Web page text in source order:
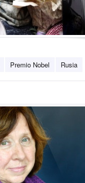
Premio Nobel Rusia